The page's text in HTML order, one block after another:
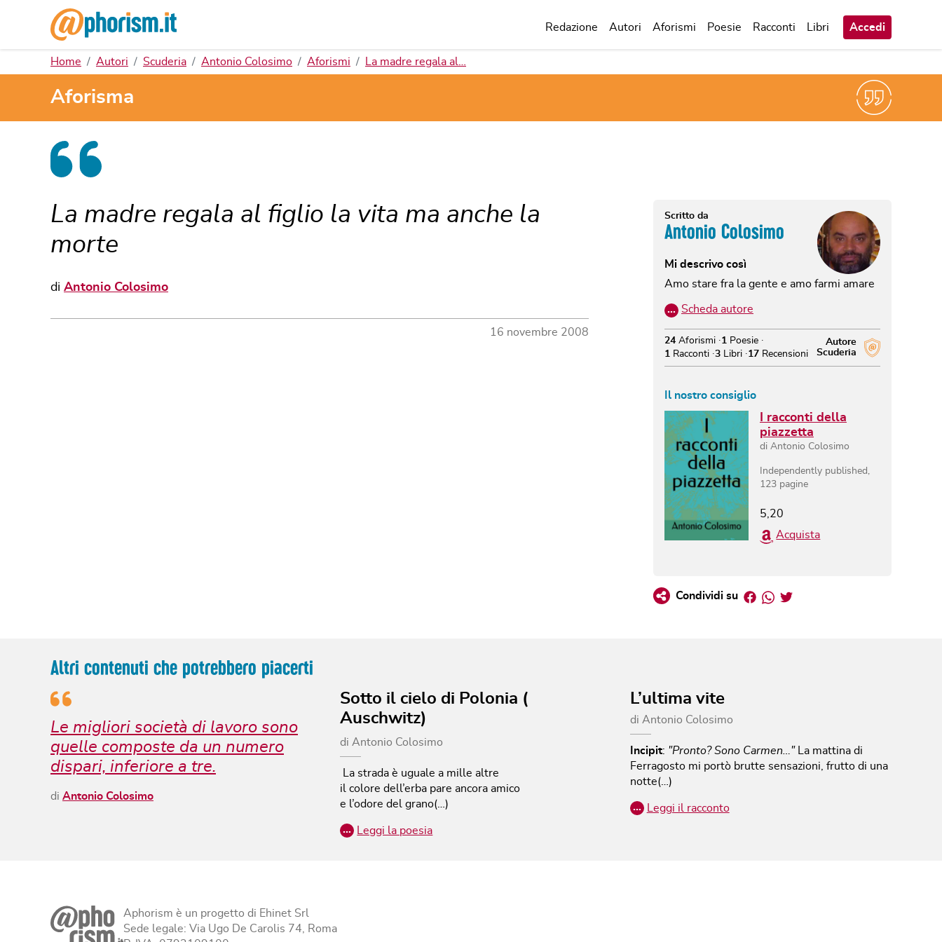
Redazione Autori Aforismi Poesie Racconti Libri Accedi
Home Autori Scuderia Antonio Colosimo Aforismi La madre regala al…
Aforisma
La madre regala al figlio la vita ma anche la
morte
di Antonio Colosimo
16 novembre 2008
Scritto da
Antonio Colosimo
Mi descrivo così
Amo stare fra la gente e amo farmi amare
… Scheda autore
Autore
Scuderia
24 Aforismi 1
Poesie
1
Racconti 3 Libri 17 Recensioni
Il nostro consiglio
I racconti della
piazzetta
di Antonio Colosimo
Independently published
123 pagine
5,20
Acquista
Condividi su Facebook
Whatsapp
Twitter
Altri contenuti che potrebbero piacerti
Le migliori società di lavoro sono
quelle composte da un numero
dispari, inferiore a tre.
di Antonio Colosimo
Sotto il cielo di Polonia (
Auschwitz)
di Antonio Colosimo
La strada è uguale a mille altre
il colore dell’erba pare ancora amico
e l’odore del grano(…)
… Leggi la poesia
L’ultima vite
di Antonio Colosimo
Incipit: "Pronto? Sono Carmen…"
La mattina di
Ferragosto mi portò brutte sensazioni, frutto di una
notte(…)
… Leggi il racconto
Aphorism è un progetto di Ehinet Srl
Sede legale: Via Ugo De Carolis 74, Roma